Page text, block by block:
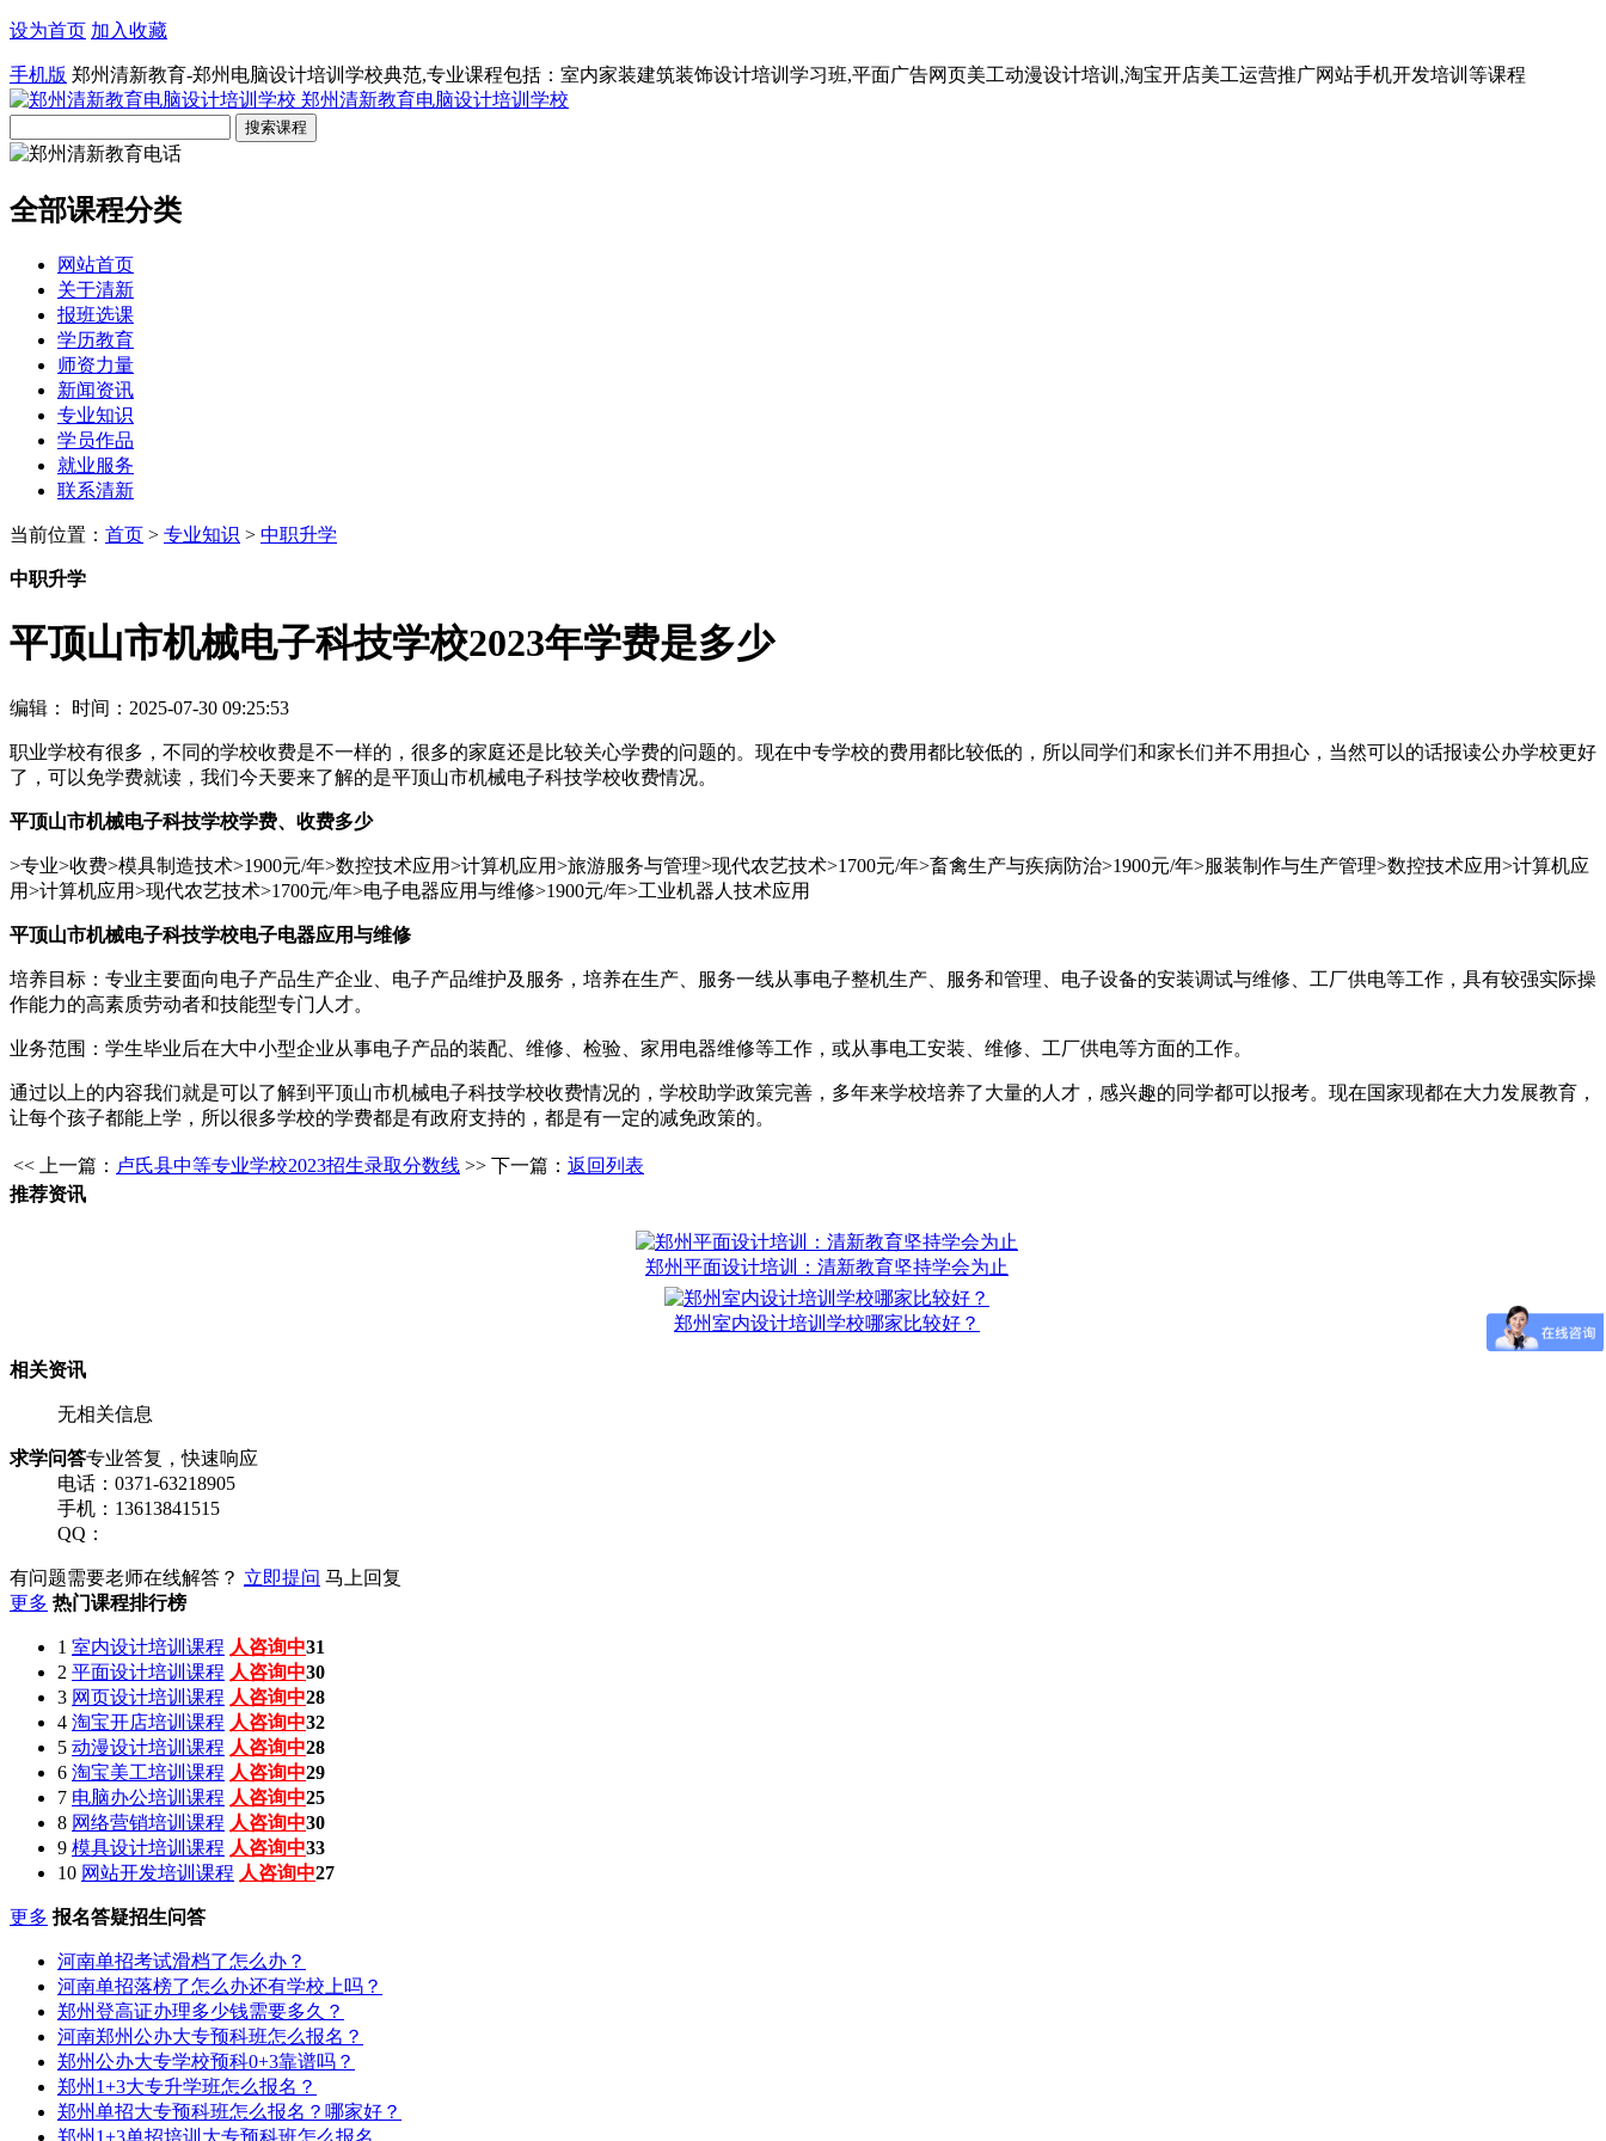
设为首页 加入收藏
手机版 郑州清新教育-郑州电脑设计培训学校典范,专业课程包括：室内家装建筑装饰设计培训学习班,平面广告网页美工动漫设计培训,淘宝开店美工运营推广网站手机开发培训等课程
郑州清新教育电脑设计培训学校
全部课程分类
网站首页
关于清新
报班选课
学历教育
师资力量
新闻资讯
专业知识
学员作品
就业服务
联系清新
当前位置： 首页 > 专业知识 > 中职升学
中职升学
平顶山市机械电子科技学校2023年学费是多少
编辑： 时间：2025-07-30 09:25:53
职业学校有很多，不同的学校收费是不一样的，很多的家庭还是比较关心学费的问题的。现在中专学校的费用都比较低的，所以同学们和家长们并不用担心，当然可以的话报读公办学校更好
了，可以免学费就读，我们今天要来了解的是平顶山市机械电子科技学校收费情况。
平顶山市机械电子科技学校学费、收费多少
>专业>收费>模具制造技术>1900元/年>数控技术应用>计算机应用>旅游服务与管理>现代农艺技术>1700元/年>畜禽生产与疾病防治>1900元/年>服装制作与生产管理>数控技术应用>计算机应
用>计算机应用>现代农艺技术>1700元/年>电子电器应用与维修>1900元/年>工业机器人技术应用
平顶山市机械电子科技学校电子电器应用与维修
培养目标：专业主要面向电子产品生产企业、电子产品维护及服务，培养在生产、服务一线从事电子整机生产、服务和管理、电子设备的安装调试与维修、工厂供电等工作，具有较强实际操
作能力的高素质劳动者和技能型专门人才。
业务范围：学生毕业后在大中小型企业从事电子产品的装配、维修、检验、家用电器维修等工作，或从事电工安装、维修、工厂供电等方面的工作。
通过以上的内容我们就是可以了解到平顶山市机械电子科技学校收费情况的，学校助学政策完善，多年来学校培养了大量的人才，感兴趣的同学都可以报考。现在国家现都在大力发展教育，
让每个孩子都能上学，所以很多学校的学费都是有政府支持的，都是有一定的减免政策的。
<< 上一篇： 卢氏县中等专业学校2023招生录取分数线 >> 下一篇： 返回列表
推荐资讯
郑州平面设计培训：清新教育坚持学会为止
郑州室内设计培训学校哪家比较好？
相关资讯
无相关信息
求学问答专业答复，快速响应
电话：0371-63218905
手机：13613841515
QQ：
有问题需要老师在线解答？ 立即提问 马上回复
更多 热门课程排行榜
1 室内设计培训课程 人咨询中31
2 平面设计培训课程 人咨询中30
3 网页设计培训课程 人咨询中28
4 淘宝开店培训课程 人咨询中32
5 动漫设计培训课程 人咨询中28
6 淘宝美工培训课程 人咨询中29
7 电脑办公培训课程 人咨询中25
8 网络营销培训课程 人咨询中30
9 模具设计培训课程 人咨询中33
10 网站开发培训课程 人咨询中27
更多 报名答疑招生问答
河南单招考试滑档了怎么办？
河南单招落榜了怎么办还有学校上吗？
郑州登高证办理多少钱需要多久？
河南郑州公办大专预科班怎么报名？
郑州公办大专学校预科0+3靠谱吗？
郑州1+3大专升学班怎么报名？
郑州单招大专预科班怎么报名？哪家好？
郑州1+3单招培训大专预科班怎么报名